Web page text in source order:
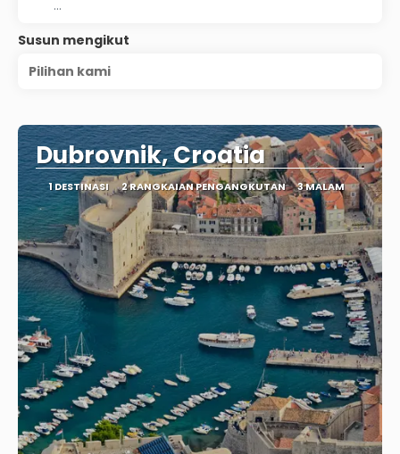
Susun mengikut
Pilihan kami
Dubrovnik, Croatia
1 DESTINASI 2 RANGKAIAN PENGANGKUTAN 3 MALAM